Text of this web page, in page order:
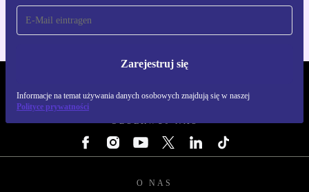
Zarejestruj się
Informacje na temat używania danych osobowych znajdują się w naszej
Polityce prywatności
OBSERWUJ NAS
O NAS